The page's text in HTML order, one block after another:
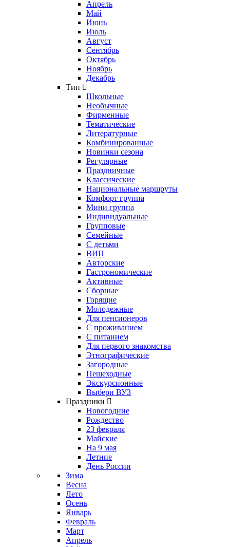
Апрель
Май
Июнь
Июль
Август
Сентябрь
Октябрь
Ноябрь
Декабрь
Тип
Школьные
Необычные
Фирменные
Тематические
Литературные
Комбинированные
Новинки сезона
Регулярные
Праздничные
Классические
Национальные маршруты
Комфорт группа
Мини группа
Индивидуальные
Групповые
Семейные
С детьми
ВИП
Авторские
Гастрономические
Активные
Сборные
Горящие
Молодежные
Для пенсионеров
С проживанием
С питанием
Для первого знакомства
Этнографические
Загородные
Пешеходные
Экскурсионные
Выбери ВУЗ
Праздники
Новогодние
Рождество
23 февраля
Майские
На 9 мая
Летние
День России
Зима
Весна
Лето
Осень
Январь
Февраль
Март
Апрель